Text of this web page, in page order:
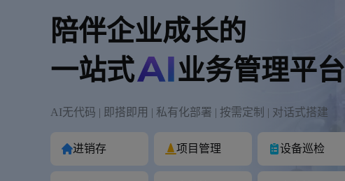
陪伴企业成长的
一站式
业务管理平台
AI无代码 | 即搭即用 | 私有化部署 | 按需定制 | 对话式搭建
进销存 项目管理 设备巡检